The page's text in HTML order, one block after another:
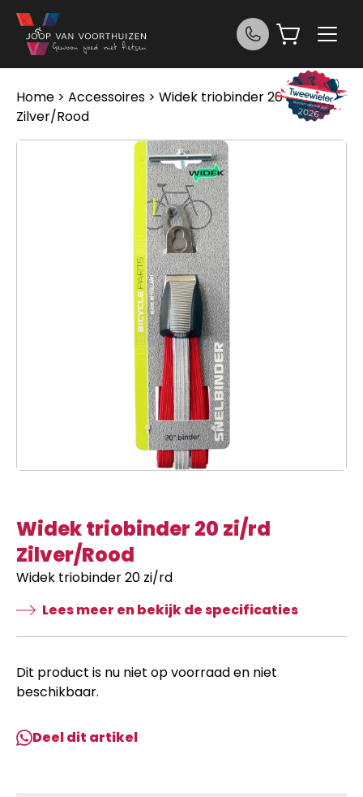
Ga naar de inhoud
Home > Accessoires > Widek triobinder 20 zi/rd
Zilver/Rood
Widek triobinder 20 zi/rd
Zilver/Rood
Widek triobinder 20 zi/rd
Lees meer en bekijk de specificaties
Dit product is nu niet op voorraad en niet
beschikbaar.
Deel dit artikel